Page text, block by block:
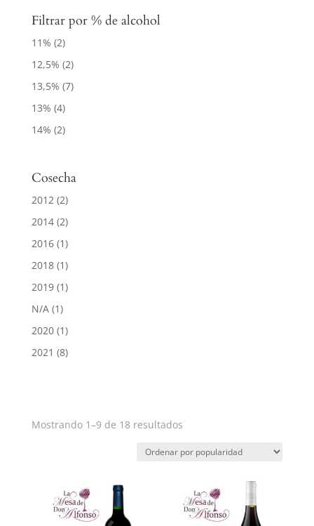
Filtrar por % de alcohol
11% (2)
12,5% (2)
13,5% (7)
13% (4)
14% (2)
Cosecha
2012 (2)
2014 (2)
2016 (1)
2018 (1)
2019 (1)
N/A (1)
2020 (1)
2021 (8)
Mostrando 1–9 de 18 resultados